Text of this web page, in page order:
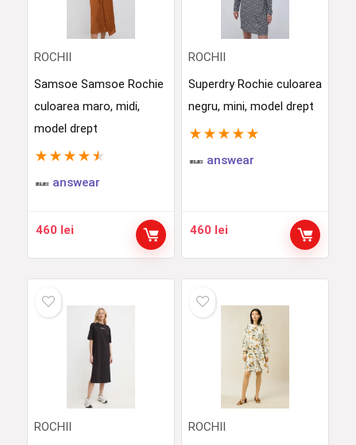
ROCHII
Samsoe Samsoe Rochie
culoarea maro, midi,
model drept
★ ★ ★ ★ ★
answear
460 lei
ROCHII
Superdry Rochie culoarea
negru, mini, model drept
★ ★ ★ ★ ★
answear
460 lei
ROCHII
ROCHII